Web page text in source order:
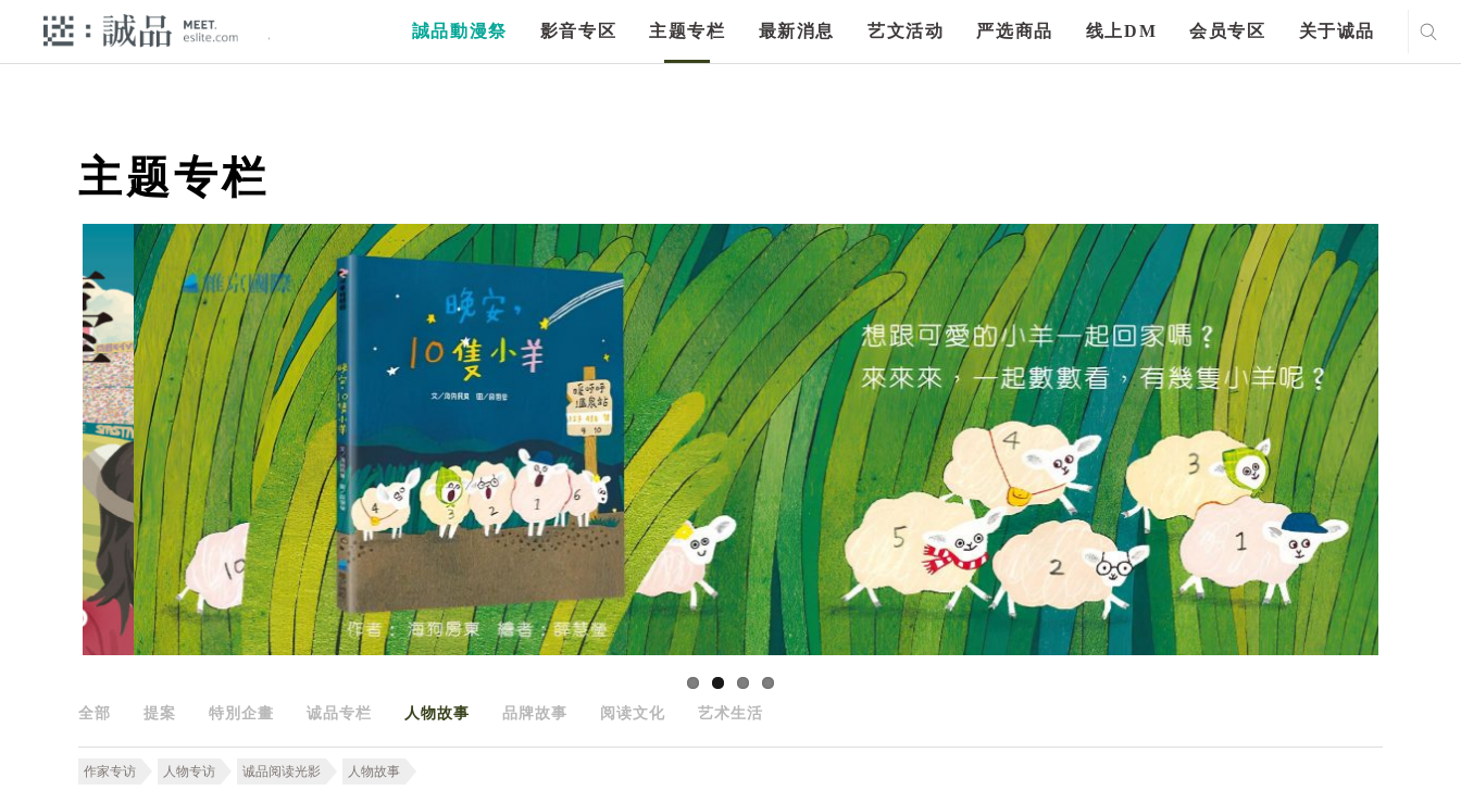
誠品動漫祭 影音专区 主题专栏 最新消息 艺文活动 严选商品 线上DM 会员专区 关于诚品
主题专栏
全部 提案 特別企畫 诚品专栏 人物故事 品牌故事 阅读文化 艺术生活
作家专访 人物专访 诚品阅读光影 人物故事